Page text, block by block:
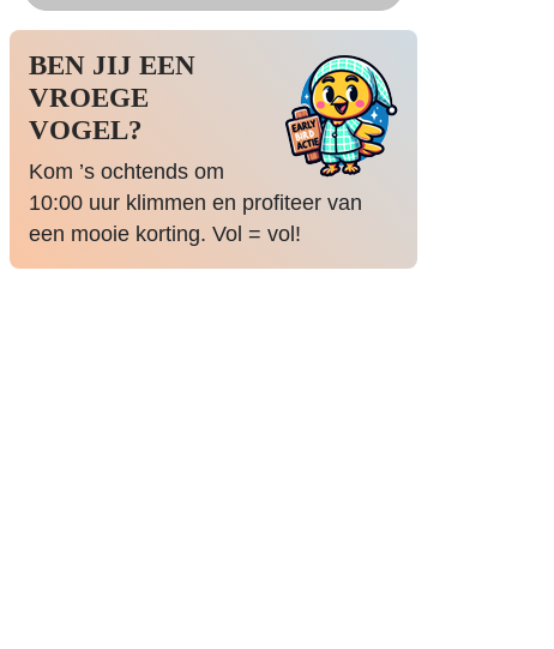
BEN JIJ EEN
VROEGE
VOGEL?
Kom ’s ochtends om
10:00 uur klimmen en profiteer van
een mooie korting. Vol = vol!